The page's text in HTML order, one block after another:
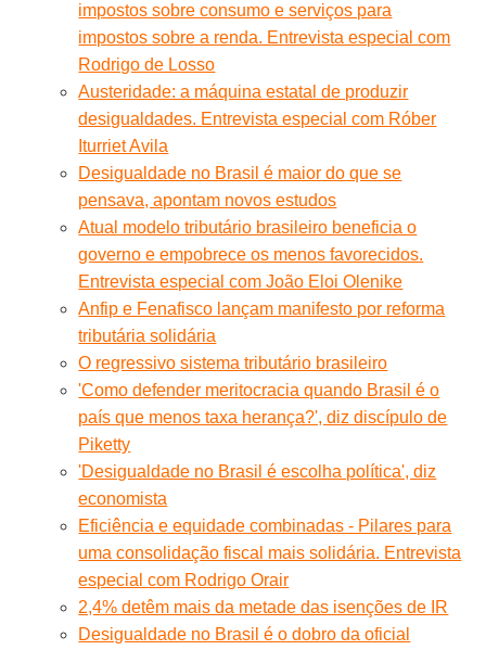
impostos sobre consumo e serviços para
impostos sobre a renda. Entrevista especial com
Rodrigo de Losso
Austeridade: a máquina estatal de produzir
desigualdades. Entrevista especial com Róber
Iturriet Avila
Desigualdade no Brasil é maior do que se
pensava, apontam novos estudos
Atual modelo tributário brasileiro beneficia o
governo e empobrece os menos favorecidos.
Entrevista especial com João Eloi Olenike
Anfip e Fenafisco lançam manifesto por reforma
tributária solidária
O regressivo sistema tributário brasileiro
'Como defender meritocracia quando Brasil é o
país que menos taxa herança?', diz discípulo de
Piketty
'Desigualdade no Brasil é escolha política', diz
economista
Eficiência e equidade combinadas - Pilares para
uma consolidação fiscal mais solidária. Entrevista
especial com Rodrigo Orair
2,4% detêm mais da metade das isenções de IR
Desigualdade no Brasil é o dobro da oficial